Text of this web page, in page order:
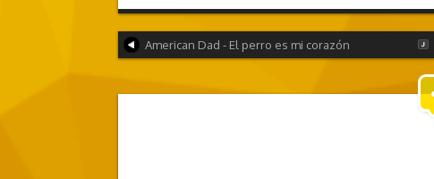
American Dad - El perro es mi corazón